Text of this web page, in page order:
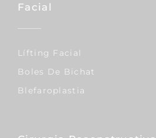
Facial
Lífting Facial
Boles De Bichat
Blefaroplastia